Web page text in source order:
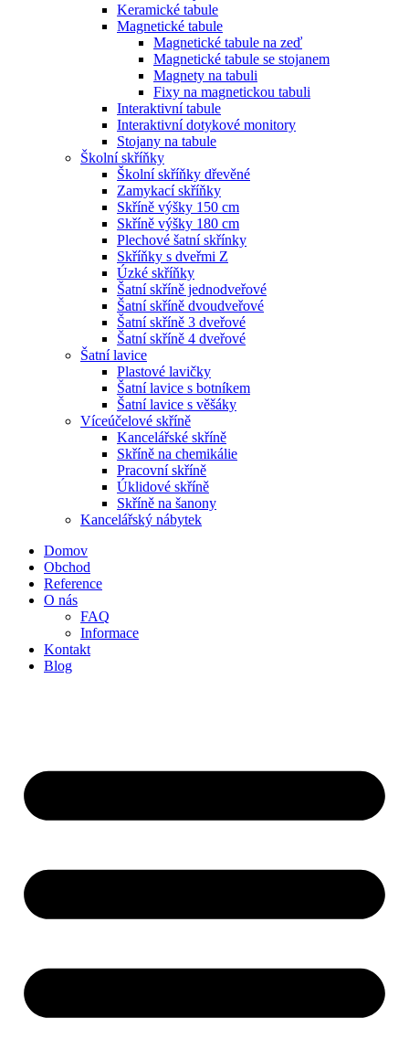
Keramické tabule
Magnetické tabule
Magnetické tabule na zeď
Magnetické tabule se stojanem
Magnety na tabuli
Fixy na magnetickou tabuli
Interaktivní tabule
Interaktivní dotykové monitory
Stojany na tabule
Školní skříňky
Školní skříňky dřevěné
Zamykací skříňky
Skříně výšky 150 cm
Skříně výšky 180 cm
Plechové šatní skřínky
Skříňky s dveřmi Z
Úzké skříňky
Šatní skříně jednodveřové
Šatní skříně dvoudveřové
Šatní skříně 3 dveřové
Šatní skříně 4 dveřové
Šatní lavice
Plastové lavičky
Šatní lavice s botníkem
Šatní lavice s věšáky
Víceúčelové skříně
Kancelářské skříně
Skříně na chemikálie
Pracovní skříně
Úklidové skříně
Skříně na šanony
Kancelářský nábytek
Domov
Obchod
Reference
O nás
FAQ
Informace
Kontakt
Blog